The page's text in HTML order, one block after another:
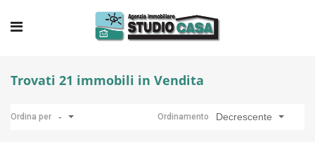
Trovati 21 immobili in Vendita
Ordina per - Ordinamento Decrescente